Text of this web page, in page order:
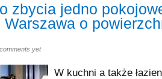
zbycia jedno
o
yet
W kuchni a także